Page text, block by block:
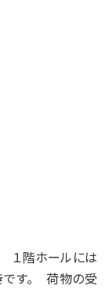
１階ホールには
です。 荷物の受